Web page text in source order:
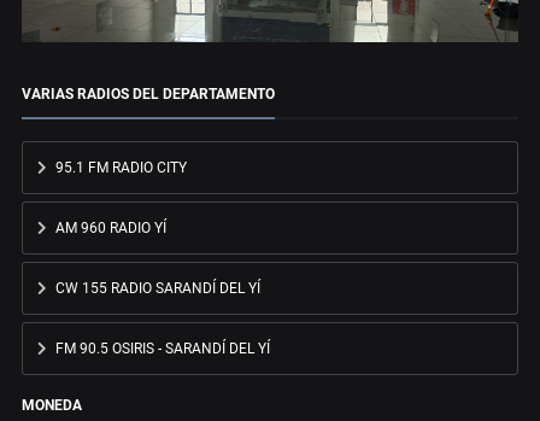
VARIAS RADIOS DEL DEPARTAMENTO
95.1 FM RADIO CITY
AM 960 RADIO YÍ
CW 155 RADIO SARANDÍ DEL YÍ
FM 90.5 OSIRIS - SARANDÍ DEL YÍ
MONEDA